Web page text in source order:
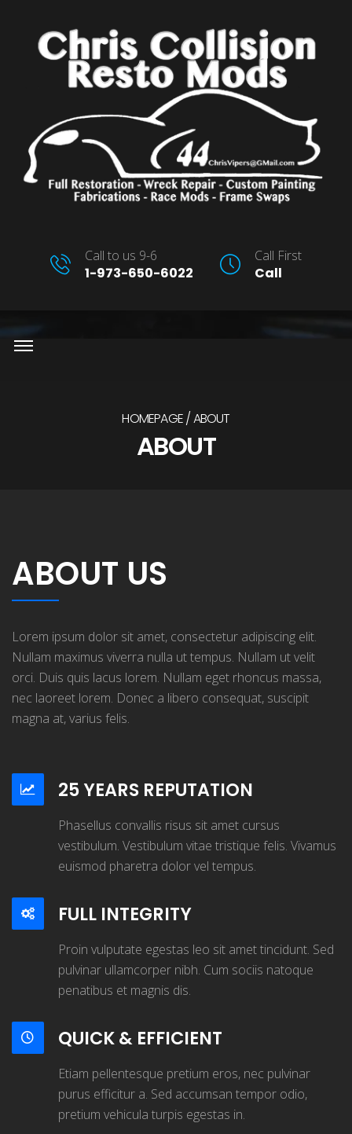
Call to us 9-6
1-973-650-6022
Call First
Call
HOMEPAGE ABOUT
ABOUT
ABOUT US
Lorem ipsum dolor sit amet, consectetur adipiscing elit.
Nullam maximus viverra nulla ut tempus. Nullam ut velit
orci. Duis quis lacus lorem. Nullam eget rhoncus massa,
nec laoreet lorem. Donec a libero consequat, suscipit
magna at, varius felis.
25 YEARS REPUTATION
Phasellus convallis risus sit amet cursus
vestibulum. Vestibulum vitae tristique felis. Vivamus
euismod pharetra dolor vel tempus.
FULL INTEGRITY
Proin vulputate egestas leo sit amet tincidunt. Sed
pulvinar ullamcorper nibh. Cum sociis natoque
penatibus et magnis dis.
QUICK & EFFICIENT
Etiam pellentesque pretium eros, nec pulvinar
purus efficitur a. Sed accumsan tempor odio,
pretium vehicula turpis egestas in.